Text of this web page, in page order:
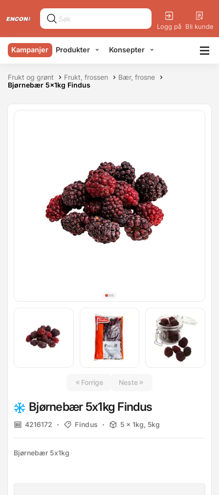
Logg på Bli kunde
Kampanjer Produkter Konsepter
Frukt og grønt Frukt, frossen
Bær, frosne
Bjørnebær 5x1kg Findus
Forrige Neste
Bjørnebær 5x1kg Findus
4216172 Findus 5 x 1kg, 5kg
Bjørnebær 5x1kg